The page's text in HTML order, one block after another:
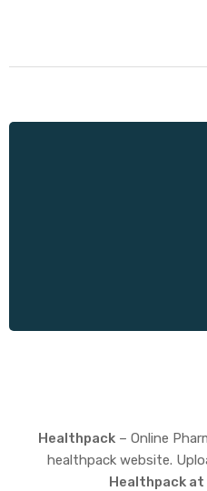
Healthpack – Online
healthpack website.
Healthpack